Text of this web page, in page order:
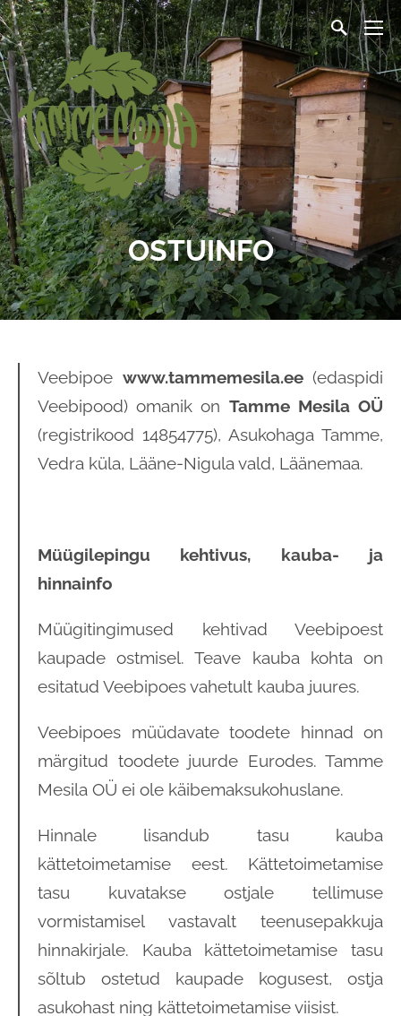
OSTUINFO
Veebipoe www.tammemesila.ee(edaspidi
Veebipood) omanik on Tamme Mesila OÜ
(registrikood 14854775), Asukohaga Tamme,
Vedra küla, Lääne-Nigula vald, Läänemaa.
Müügilepingu kehtivus, kauba- ja
hinnainfo
Müügitingimused kehtivad Veebipoest
kaupade ostmisel. Teave kauba kohta on
esitatud Veebipoes vahetult kauba juures.
Veebipoes müüdavate toodete hinnad on
märgitud toodete juurde Eurodes. Tamme
Mesila OÜ ei ole käibemaksukohuslane.
Hinnale lisandub tasu kauba
kättetoimetamise eest. Kättetoimetamise
tasu kuvatakse ostjale tellimuse
vormistamisel vastavalt teenusepakkuja
hinnakirjale. Kauba kättetoimetamise tasu
sõltub ostetud kaupade kogusest, ostja
asukohast ning kättetoimetamise viisist.